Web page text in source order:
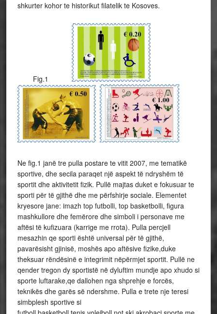
shkurter kohor te historikut filatelik te Kosoves.
Fig.1
Ne fig.1 janë tre pulla postare te vitit 2007, me tematikë
sportive, dhe secila paraqet një aspekt të ndryshëm të
sportit dhe aktivitetit fizik. Pullë majtas duket e fokusuar te
sporti për të gjithë dhe me përfshirje sociale. Elementet
kryesore jane: imazh top futbolli, top basketbolli, figura
mashkullore dhe femërore dhe simboli i personave me
aftësi të kufizuara (karrige me rrota). Pulla percjell
mesazhin qe sporti është universal për të gjithë,
pavarësisht gjinisë, moshës apo aftësive fizike,duke
theksuar rëndësinë e integrimit nëpërmjet sportit. Pullë ne
qender tregon dy sportistë në dyluftim mundje apo xhudo si
sporte luftarake,qe dallohen nga shprehje e forcës,
teknikës dhe garës së ndershme. Pulla e trete nje teresi
simbplesh sportive si